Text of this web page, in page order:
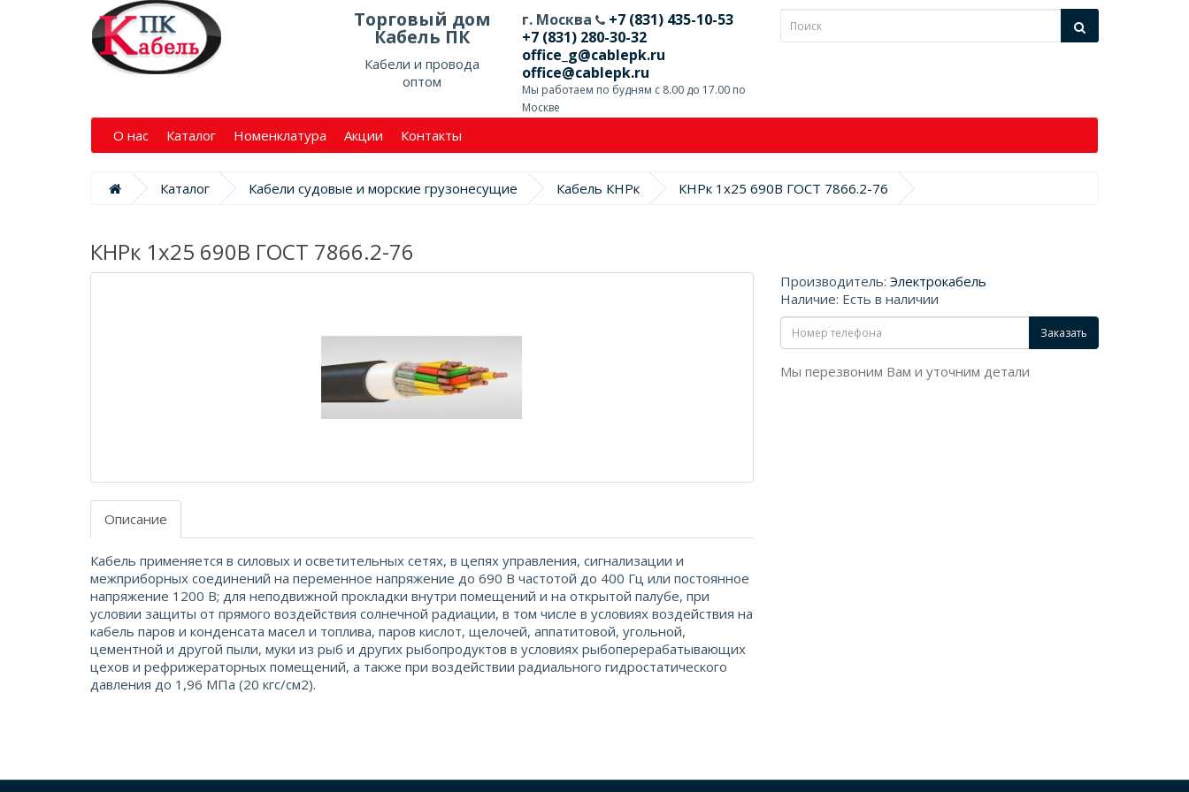
Торговый дом
Кабель ПК
Кабели и провода
оптом
г. Москва
+7 (831) 435-10-53
+7 (831) 280-30-32
office_g@cablepk.ru
office@cablepk.ru
Мы работаем по будням с 8.00 до 17.00 по
Москве
О нас Каталог Номенклатура Акции Контакты
Каталог Кабели судовые и морские грузонесущие Кабель КНРк КНРк 1х25 690В ГОСТ 7866.2-76
КНРк 1х25 690В ГОСТ 7866.2-76
Описание
Кабель применяется в силовых и осветительных сетях, в цепях управления, сигнализации и
межприборных соединений на переменное напряжение до 690 В частотой до 400 Гц или постоянное
напряжение 1200 В; для неподвижной прокладки внутри помещений и на открытой палубе, при
условии защиты от прямого воздействия солнечной радиации, в том числе в условиях воздействия на
кабель паров и конденсата масел и топлива, паров кислот, щелочей, аппатитовой, угольной,
цементной и другой пыли, муки из рыб и других рыбопродуктов в условиях рыбоперерабатывающих
цехов и рефрижераторных помещений, а также при воздействии радиального гидростатического
давления до 1,96 МПа (20 кгс/см2).
Производитель: Электрокабель
Наличие: Есть в наличии
Заказать
Мы перезвоним Вам и уточним детали